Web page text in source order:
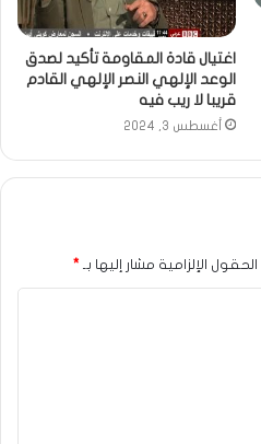
اغتيال قادة المقاومة تأكيد لصدق
الوعد الإلهي النصر الإلهي القادم
قريبا لا ريب فيه
أغسطس 3, 2024
الحقول الإلزامية مشار إليها بـ *